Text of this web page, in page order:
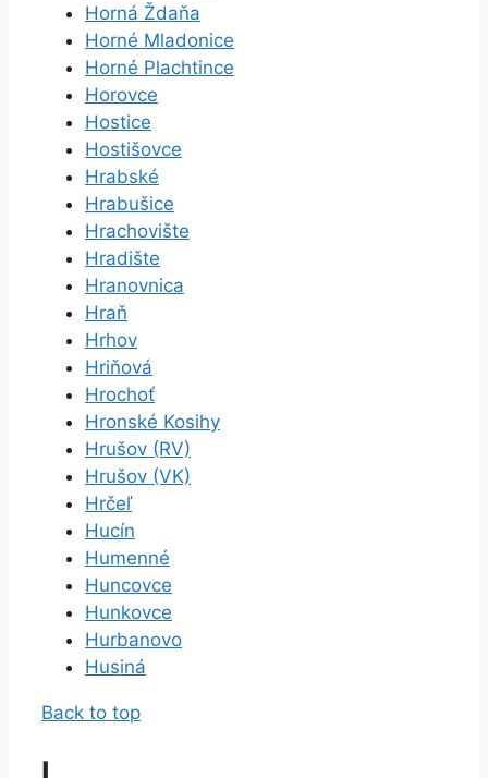
Horná Ždaňa
Horné Mladonice
Horné Plachtince
Horovce
Hostice
Hostišovce
Hrabské
Hrabušice
Hrachovište
Hradište
Hranovnica
Hraň
Hrhov
Hriňová
Hrochoť
Hronské Kosihy
Hrušov (RV)
Hrušov (VK)
Hrčeľ
Hucín
Humenné
Huncovce
Hunkovce
Hurbanovo
Husiná
Back to top